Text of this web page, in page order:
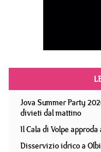
Jova Summer Party
divieti dal mattino
Il Cala di Volpe
Disservizio idrico a